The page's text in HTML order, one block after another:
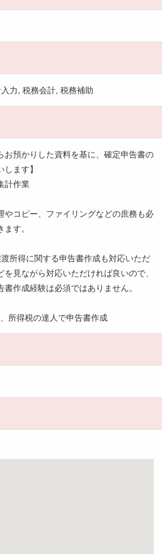
力, 税務会計, 税務補助
お預かりした資料を基に、確定申告書の
ます】
計作業
やコピー、ファイリングなどの庶務も必
す。
所得に関する申告書作成も対応いただ
見ながら対応いただければ良いので、
作成経験は必須ではありません。
所得税の達人で申告書作成